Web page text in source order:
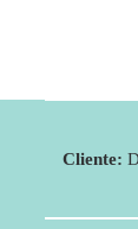
Cliente: